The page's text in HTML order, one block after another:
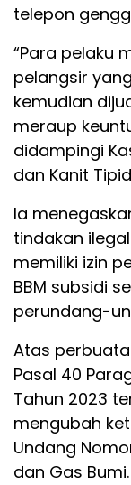
telepon
“Para pelaku
pelangsir
kemudian
meraup
didampingi
dan Kanit
Ia
tindakan
memiliki izin
BBM subsidi
perundang-
Atas
Pasal 40
Tahun 2023
mengubah
Undang
dan Gas Bumi.